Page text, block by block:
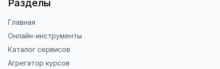
Разделы
Главная
Онлайн-инструменты
Каталог сервисов
Агрегатор курсов